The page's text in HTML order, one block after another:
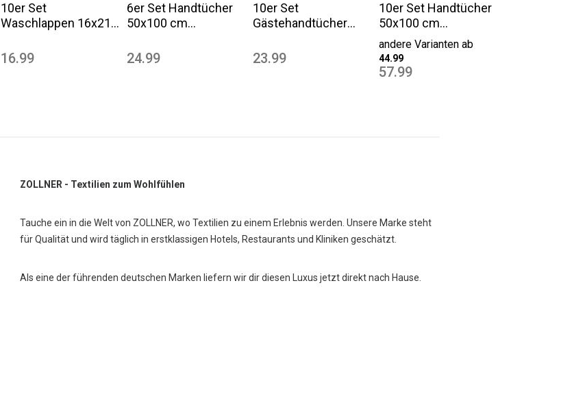
10er Set
Waschlappen 16x21
g/qm weiß
16.99
6er Set Handtücher
50x100 cm
weiß uni
24.99
10er Set
Gästehandtücher
400 g/qm weiß
23.99
10er Set Handtücher
50x100 cm
Baumwolle 400 g/qm
weiß
andere Varianten ab
44.99
57.99
ZOLLNER - Textilien zum Wohlfühlen
Tauche ein in die Welt von ZOLLNER, wo Textilien zu einem Erlebnis werden. Unsere Marke steht
für Qualität und wird täglich in erstklassigen Hotels, Restaurants und Kliniken geschätzt.
Als eine der führenden deutschen Marken liefern wir dir diesen Luxus jetzt direkt nach Hause.